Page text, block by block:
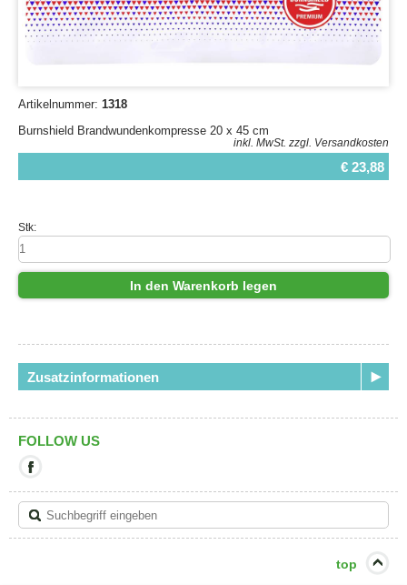
Artikelnummer: 1318
Burnshield Brandwundenkompresse 20 x 45 cm
inkl. MwSt. zzgl. Versandkosten
€ 23,88
Stk:
In den Warenkorb legen
Zusatzinformationen
FOLLOW US
Link
verlassen
Sie
die
top